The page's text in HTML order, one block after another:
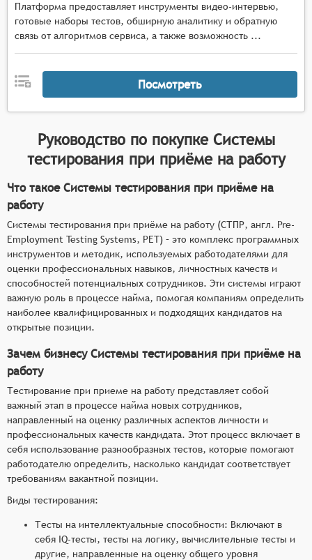
Платформа предоставляет инструменты видео-интервью,
готовые наборы тестов, обширную аналитику и обратную
связь от алгоритмов сервиса, а также возможность ...
Посмотреть
Руководство по покупке Системы
тестирования при приёме на работу
Что такое Системы тестирования при приёме на
работу
Системы тестирования при приёме на работу (СТПР, англ. Pre-
Employment Testing Systems, PET) – это комплекс программных
инструментов и методик, используемых работодателями для
оценки профессиональных навыков, личностных качеств и
способностей потенциальных сотрудников. Эти системы играют
важную роль в процессе найма, помогая компаниям определить
наиболее квалифицированных и подходящих кандидатов на
открытые позиции.
Зачем бизнесу Системы тестирования при приёме на
работу
Тестирование при приеме на работу представляет собой
важный этап в процессе найма новых сотрудников,
направленный на оценку различных аспектов личности и
профессиональных качеств кандидата. Этот процесс включает в
себя использование разнообразных тестов, которые помогают
работодателю определить, насколько кандидат соответствует
требованиям вакантной позиции.
Виды тестирования:
Тесты на интеллектуальные способности: Включают в
себя IQ-тесты, тесты на логику, вычислительные тесты и
другие, направленные на оценку общего уровня